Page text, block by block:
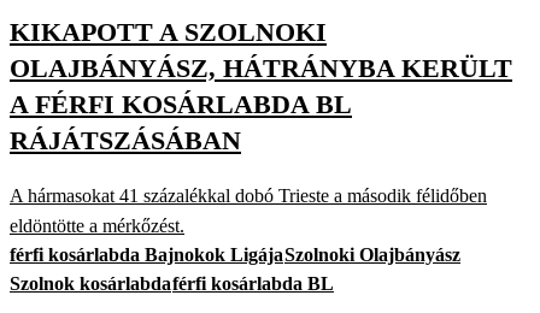
KIKAPOTT A SZOLNOKI
OLAJBÁNYÁSZ, HÁTRÁNYBA KERÜLT
A FÉRFI KOSÁRLABDA BL
RÁJÁTSZÁSÁBAN
A hármasokat 41 százalékkal dobó Trieste a második félidőben
eldöntötte a mérkőzést.
férfi kosárlabda Bajnokok LigájaSzolnoki Olajbányász
Szolnok kosárlabdaférfi kosárlabda BL